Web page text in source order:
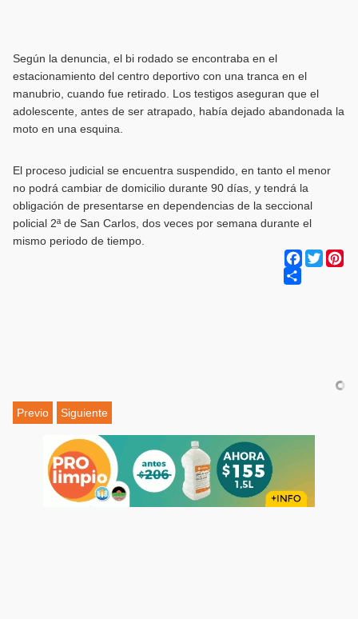
Según la denuncia, el bi rodado se encontraba en el
estacionamiento del centro deportivo con una tranca en el
manubrio, cuando fue retirado. Los testigos aseguran que el
adolescente, antes de ser atrapado, había dejado abandonada la
moto en una esquina.
El proceso judicial se encuentra suspendido, en tanto el menor
no podrá cambiar de domicilio durante 90 días, y tendrá la
obligación de presentarse en dependencias de la seccional
policial 2ª de San Carlos, dos veces por semana durante el
mismo periodo de tiempo.
Facebook
Twitter
Previo Siguiente